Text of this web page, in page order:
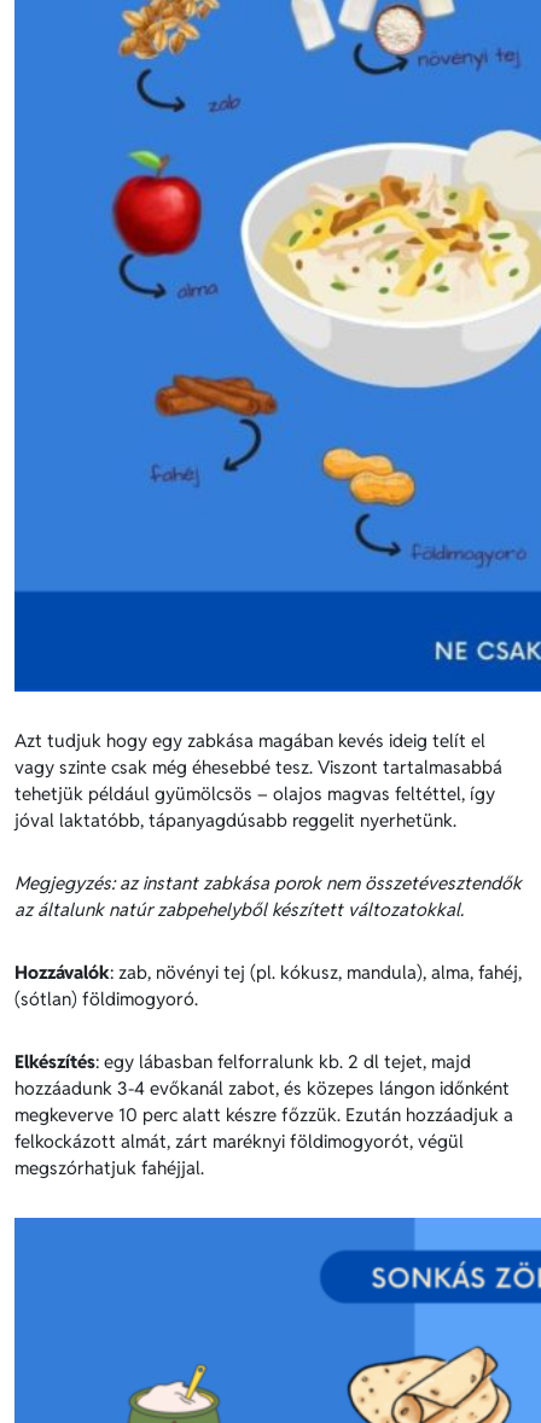
Azt tudjuk hogy egy zabkása magában kevés ideig telít el
vagy szinte csak még éhesebbé tesz. Viszont tartalmasabbá
tehetjük például gyümölcsös – olajos magvas feltéttel, így
jóval laktatóbb, tápanyagdúsabb reggelit nyerhetünk.
Megjegyzés: az instant zabkása porok nem összetévesztendők
az általunk natúr zabpehelyből készített változatokkal.
Hozzávalók: zab, növényi tej (pl. kókusz, mandula), alma, fahéj,
(sótlan) földimogyoró.
Elkészítés: egy lábasban felforralunk kb. 2 dl tejet, majd
hozzáadunk 3-4 evőkanál zabot, és közepes lángon időnként
megkeverve 10 perc alatt készre főzzük. Ezután hozzáadjuk a
felkockázott almát, zárt maréknyi földimogyorót, végül
megszórhatjuk fahéjjal.